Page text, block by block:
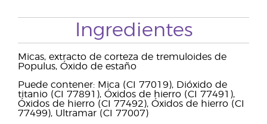
Ingredientes
Micas, extracto de corteza de tremuloides de
Populus, Óxido de estaño
Puede contener: Mica (CI 77019), Dióxido de
titanio (CI 77891), Óxidos de hierro (CI 77491),
Óxidos de hierro (CI 77492), Óxidos de hierro (CI
77499), Ultramar (CI 77007)